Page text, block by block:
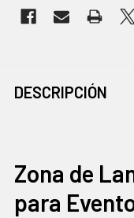
JUNTOS
SELECCIONAR
TODO
DESCRIPCIÓN
Zona de
para